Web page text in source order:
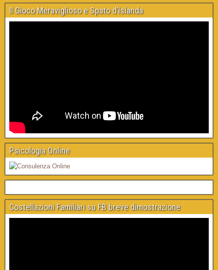
Il Gioco Meraviglioso e Spato d’Islanda
Psicologia Online
Costellazioni Familiari su FB breve dimostrazione